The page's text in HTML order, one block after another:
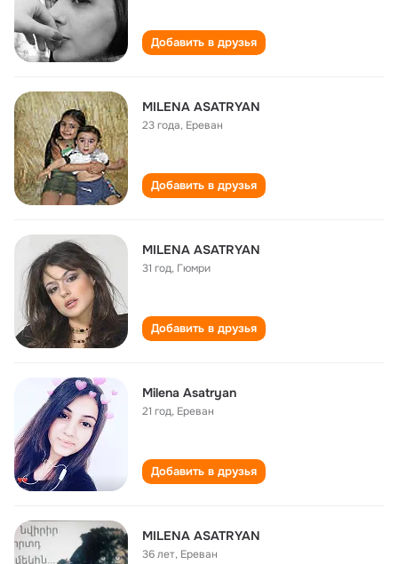
Добавить в друзья
MILENA ASATRYAN
23 года, Ереван
Добавить в друзья
MILENA ASATRYAN
31 год, Гюмри
Добавить в друзья
Milena Asatryan
21 год, Ереван
Добавить в друзья
MILENA ASATRYAN
36 лет, Ереван